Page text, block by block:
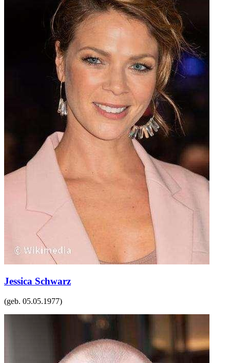
Jessica Schwarz
(geb. 05.05.1977)